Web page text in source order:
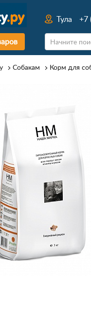
Тула +7
Собакам Корм для